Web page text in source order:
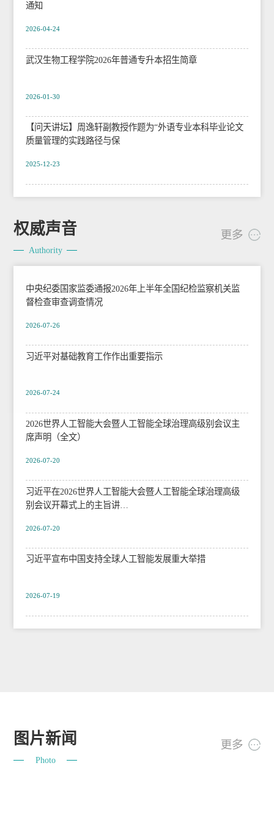
通知
2026-04-24
武汉生物工程学院2026年普通专升本招生简章
2026-01-30
【问天讲坛】周逸轩副教授作题为“外语专业本科毕业论文
质量管理的实践路径与保
2025-12-23
权威声音
Authority
中央纪委国家监委通报2026年上半年全国纪检监察机关监
督检查审查调查情况
2026-07-26
习近平对基础教育工作作出重要指示
2026-07-24
2026世界人工智能大会暨人工智能全球治理高级别会议主
席声明（全文）
2026-07-20
习近平在2026世界人工智能大会暨人工智能全球治理高级
别会议开幕式上的主旨讲…
2026-07-20
习近平宣布中国支持全球人工智能发展重大举措
2026-07-19
图片新闻
Photo